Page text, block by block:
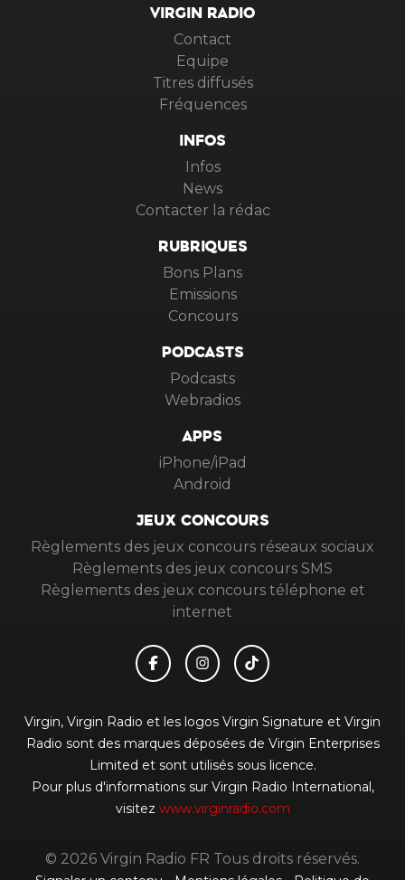
VIRGIN RADIO
Contact
Equipe
Titres diffusés
Fréquences
INFOS
Infos
News
Contacter la rédac
RUBRIQUES
Bons Plans
Emissions
Concours
PODCASTS
Podcasts
Webradios
APPS
iPhone/iPad
Android
JEUX CONCOURS
Règlements des jeux concours réseaux sociaux
Règlements des jeux concours SMS
Règlements des jeux concours téléphone et
internet
Virgin, Virgin Radio et les logos Virgin Signature et Virgin
Radio sont des marques déposées de Virgin Enterprises
Limited et sont utilisés sous licence.
Pour plus d'informations sur Virgin Radio International,
visitez www.virginradio.com
© 2026 Virgin Radio FR Tous droits réservés.